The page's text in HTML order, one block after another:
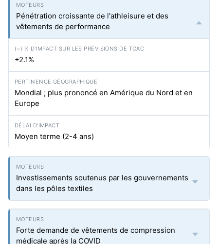
Pénétration croissante de l'athleisure et des
vêtements de performance
+2.1%
Mondial ; plus prononcé en Amérique du Nord et en
Europe
Moyen terme (2-4 ans)
Investissements soutenus par les gouvernements
dans les pôles textiles
Forte demande de vêtements de compression
médicale après la COVID